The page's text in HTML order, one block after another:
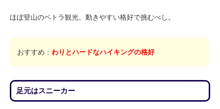
ほぼ登山のペトラ観光。動きやすい格好で挑むべし。
おすすめ： わりとハードなハイキングの格好
足元はスニーカー